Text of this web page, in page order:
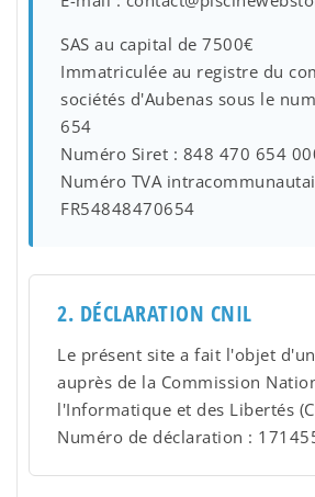
SAS au capital de 7500€
Immatriculée au registre du
sociétés d'Aubenas sous le
654
Numéro Siret : 848 470 654
Numéro TVA
FR54848470654
2. DÉCLARATION CNIL
Le présent site a fait l'objet
auprès de la Commission
l'Informatique et des Libertés
Numéro de déclaration :